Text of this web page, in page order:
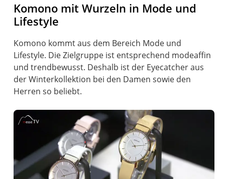
Komono mit Wurzeln in Mode und
Lifestyle
Komono kommt aus dem Bereich Mode und
Lifestyle. Die Zielgruppe ist entsprechend modeaffin
und trendbewusst. Deshalb ist der Eyecatcher aus
der Winterkollektion bei den Damen sowie den
Herren so beliebt.